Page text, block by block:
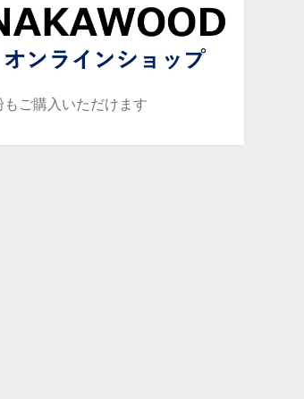
もご購入いただけます